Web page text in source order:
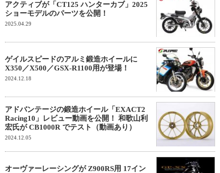
アクティブが「CT125 ハンターカブ」2025
ショーモデルのパーツを公開！
2025.04.29
ゲイルスピードのアルミ鍛造ホイールに
X350／X500／GSX-R1100用が登場！
2024.12.18
アドバンテージの鍛造ホイール「EXACT2
Racing10」レビュー動画を公開！ 和歌山利
宏氏が CB1000R でテスト（動画あり）
2024.12.05
オーヴァーレーシングが Z900RS用 17イン